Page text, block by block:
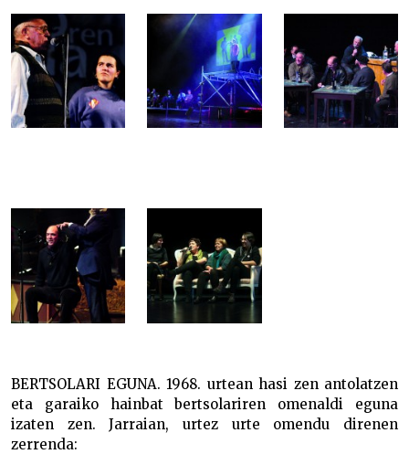
BERTSOLARI EGUNA. 1968. urtean hasi zen antolatzen
eta garaiko hainbat bertsolariren omenaldi eguna
izaten zen. Jarraian, urtez urte omendu direnen
zerrenda: